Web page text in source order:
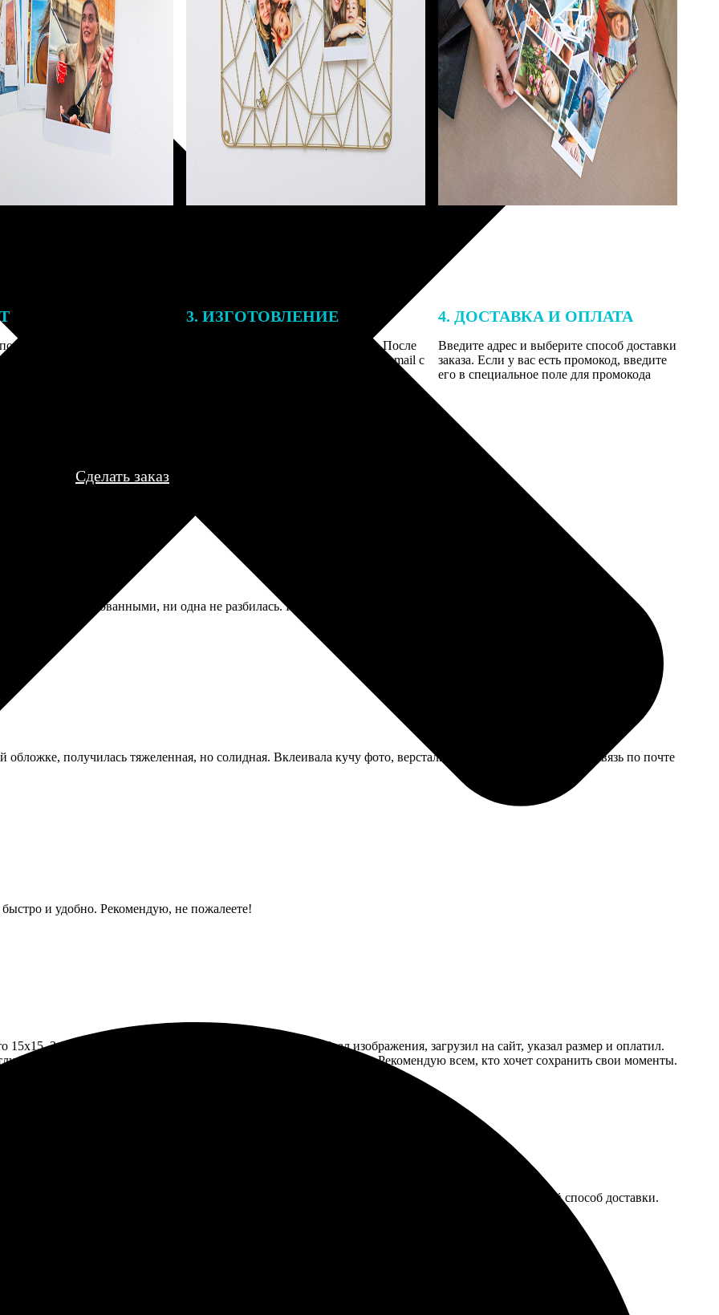
заказа к печати
могут связаться с Вами
телефону или email для
деталей.
3. ИЗГОТОВЛЕНИЕ
Оплатите заказ банковской картой. После
оплаты получите подтверждение на email с
описанием заказа. Когда отправим заказ
4. ДОСТАВКА И ОПЛАТА
Введите адрес и выберите способ доставки
заказа. Если у вас есть промокод, введите
его в специальное поле для промокода
Сделать заказ
хорошо упакованными, ни одна не разбилась. Но в одной рамке задняя крышка плохо закрывалась, пришлось
получилась тяжеленная, но солидная. Вклеивала кучу фото, верстальщик помог с макетом, хотя связь по почте
и удобно. Рекомендую, не пожалеете!
15х15. Заказал через интернет, все удобно и понятно. Выбрал изображения, загрузил на сайт, указал размер и оплатил.
цвета яркие. Очень доволен результатом, сервис на высоте. Рекомендую всем, кто хочет сохранить свои моменты.
Сайт интуитивно понятен, легко загрузила изображения. Оплатила и выбрала удобный способ доставки.
порадовал! Рекомендую!